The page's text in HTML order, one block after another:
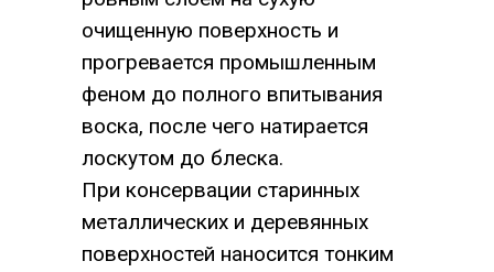
очищенную поверхность и
прогре­вается промышленным
феном до полного впитывания
воска, после чего натирается
лоскутом до блеска.
При консервации старинных
металлических и деревянных
поверхностей наносится тонким